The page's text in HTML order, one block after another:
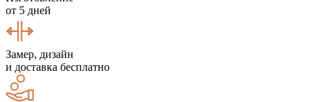
от 5 дней
Замер, дизайн
и доставка бесплатно